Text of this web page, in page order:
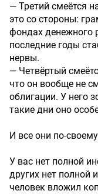
— Третий смеётся
это со стороны:
фондах денежного
последние годы
нервы.
— Четвёртый
что он вообще не
облигации. У него
такие дни оно
И все они по-
У вас нет полной
других нет
человек вложил